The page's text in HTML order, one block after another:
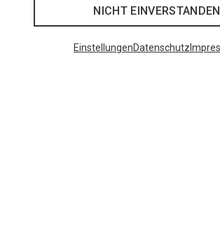
NICHT EINVERSTANDEN
EinstellungenDatenschutz